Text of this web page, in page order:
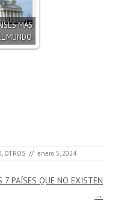
MÁS
MUNDO
OTROS // enero 5, 2024
7 PAÍSES QUE NO EXISTEN
→